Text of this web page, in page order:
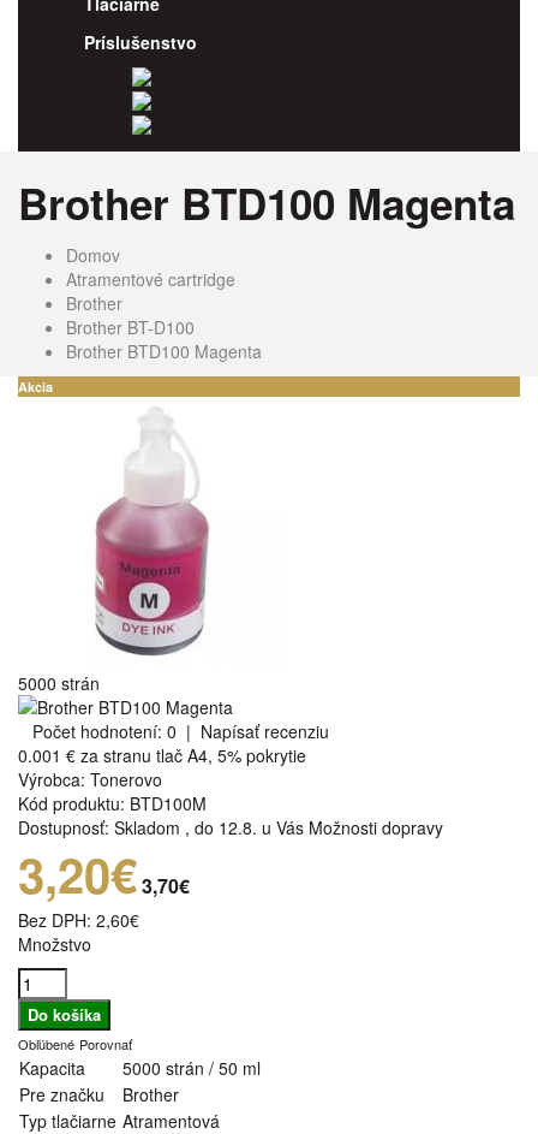
Príslušenstvo
Brother BTD100 Magenta
Domov
Atramentové cartridge
Brother
Brother BT-D100
Brother BTD100 Magenta
Akcia
5000 strán
Počet hodnotení: 0 | Napísať recenziu
0.001 € za stranu tlač A4, 5% pokrytie
Výrobca: Tonerovo
Kód produktu: BTD100M
Dostupnosť: Skladom , do 12.8. u Vás Možnosti dopravy
3,20€3,70€
Bez DPH: 2,60€
Množstvo
Obľúbené Porovnať
Kapacita
5000 strán / 50 ml
Pre značku
Brother
Typ tlačiarne Atramentová